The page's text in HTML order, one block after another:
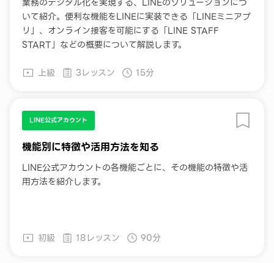
いて紹介。便利な機能をLINEに実装できる「LINEミニアプ
リ」、オンライン接客を可能にする「LINE STAFF
START」などの概要について解説します。
上級 3レッスン 15分
LINE公式アカウント
機能別に特徴や活用方法を知る
LINE公式アカウントの各機能ごとに、その機能の特徴や活
用方法を紹介します。
初級 18レッスン 90分